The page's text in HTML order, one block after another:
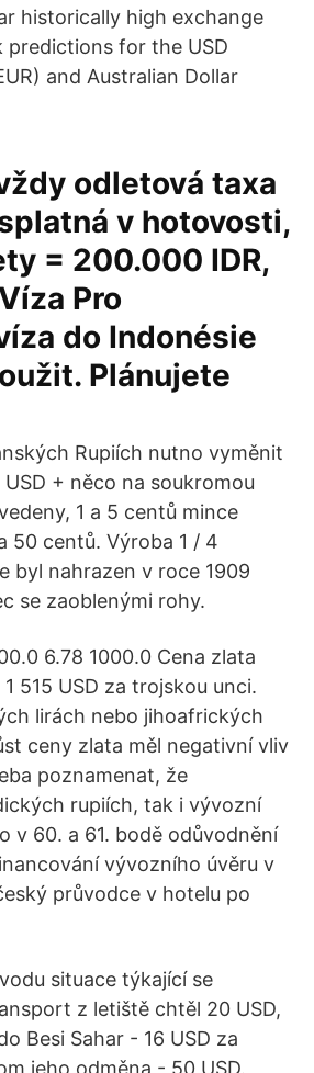
historically high exchange
for the USD
and Australian Dollar
odletová taxa
v hotovosti,
= 200.000 IDR,
Pro
do Indonésie
Plánujete
Rupiích nutno vyměnit
+ něco na soukromou
1 a 5 centů mince
50 centů. Výroba 1 / 4
byl nahrazen v roce 1909
se zaoblenými rohy.
6.78 1000.0 Cena zlata
515 USD za trojskou unci.
lirách nebo jihoafrických
ceny zlata měl negativní vliv
poznamenat, že
rupiích, tak i vývozní
v 60. a 61. bodě odůvodnění
vývozního úvěru v
průvodce v hotelu po
situace týkající se
z letiště chtěl 20 USD,
Besi Sahar - 16 USD za
jeho odměna - 50 USD.